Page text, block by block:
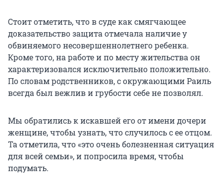
Стоит отметить, что в суде как смягчающее
доказательство защита отмечала наличие у
обвиняемого несовершеннолетнего ребенка.
Кроме того, на работе и по месту жительства он
характеризовался исключительно положительно.
По словам родственников, с окружающими Раиль
всегда был вежлив и грубости себе не позволял.
Мы обратились к искавшей его от имени дочери
женщине, чтобы узнать, что случилось с ее отцом.
Та отметила, что «это очень болезненная ситуация
для всей семьи», и попросила время, чтобы
подумать.